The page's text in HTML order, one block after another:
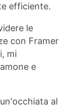
efficiente.
le
con Framer
mi
e
al